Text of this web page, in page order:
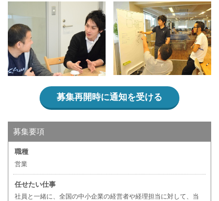
募集再開時に通知を受ける
募集要項
職種
営業
任せたい仕事
社員と一緒に、全国の中小企業の経営者や経理担当に対して、当